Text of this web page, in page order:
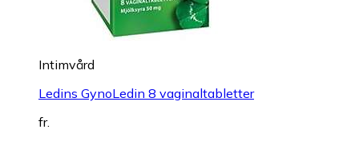
Intimvård
Ledins GynoLedin 8 vaginaltabletter
fr.